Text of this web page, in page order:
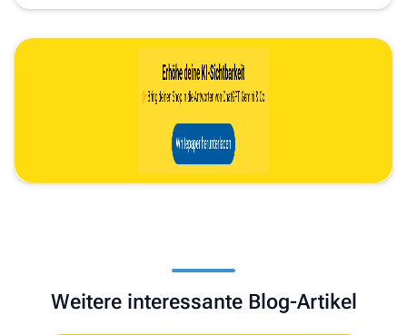
Weitere interessante Blog-Artikel